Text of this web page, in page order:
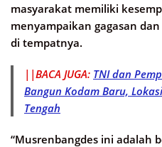
masyarakat memiliki
menyampaikan gagasan
di tempatnya.
||BACA JUGA: TNI dan
Bangun Kodam Baru,
Tengah
“Musrenbangdes ini adalah